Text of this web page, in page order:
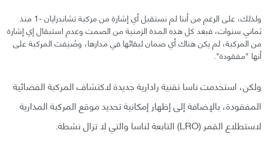
ولذلك، على الرغم من أننا لم نستقبل أي إشارة من مركبة تشاندرايان -1 منذ
ثماني سنوات، فبعد كل هذه المدة الزمنية من الصمت وعدم استبقال إي إشارة
من المركبة، لم يكن هناك أي ضمان لبقائها في مدارها، وصُنِفت المركبة على
أنها "مفقودة".
ولكن، استخدمت ناسا تقنية رادارية جديدة لاكتشاف المركبة الفضائية
المفقودة، بالإضافة إلى إظهار إمكانية تحديد موقع المركبة المدارية
لاستطلاع القمر (LRO) التابعة لناسا والتي لا تزال نشطة.